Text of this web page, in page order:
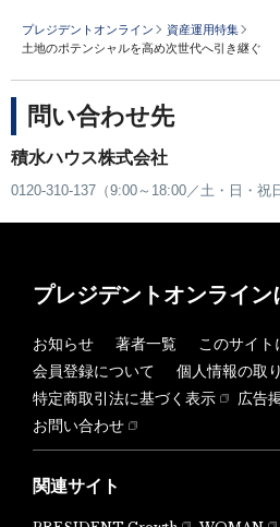
プレジデントオンライン
資産運用特集
土地のポテンシャルを高め次世代へ引き継ぐ
問い合わせ先
積水ハウス株式会社
0120-310-137（9:00～18:00／土・日・祝
プレジデントオンライン
お知らせ 著者一覧
このサイト
会員登録について
個人情報の取
特定商取引法に基づく表示
広告
お問い合わせ
関連サイト